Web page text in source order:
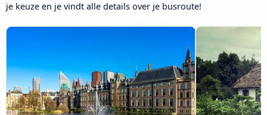
je keuze en je vindt alle details over je busroute!